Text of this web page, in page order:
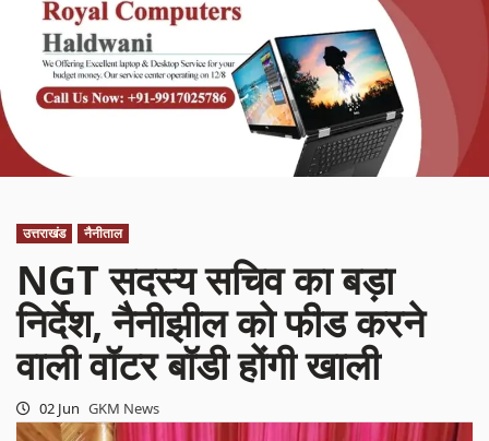
उत्तराखंड नैनीताल
NGT सदस्य सचिव का बड़ा
निर्देश, नैनीझील को फीड करने
वाली वॉटर बॉडी होंगी खाली
02 Jun GKM News